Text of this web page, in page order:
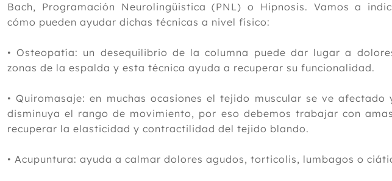
Bach, Programación Neurolingüistica (PNL) o Hipnosis. Vamos a
cómo pueden ayudar dichas técnicas a nivel físico:
• Osteopatía: un desequilibrio de la columna puede dar lugar a
zonas de la espalda y esta técnica ayuda a recuperar su funcionalidad.
• Quiromasaje: en muchas ocasiones el tejido muscular se ve afectado
disminuya el rango de movimiento, por eso debemos trabajar con
recuperar la elasticidad y contractilidad del tejido blando.
• Acupuntura: ayuda a calmar dolores agudos, torticolis, lumbagos o